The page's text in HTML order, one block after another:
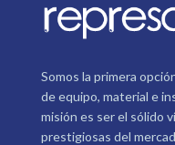
Somos la primera
de equipo, material e
misión es ser el sólido
prestigiosas del